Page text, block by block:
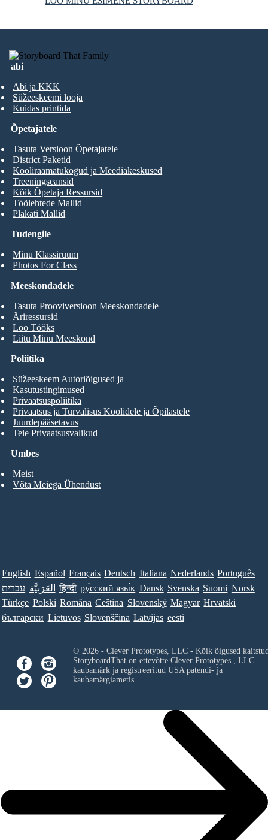
abi
Abi ja KKK
Süžeeskeemi looja
Kuidas printida
Tudengile
Minu Klassiruum
Photos For Class
Õpetajatele
Tasuta Versioon Õpetajatele
District Paketid
Kooliraamatukogud ja Meediakeskused
Treeningseansid
Kõik Õpetaja Ressursid
Töölehtede Mallid
Plakati Mallid
Meeskondadele
Tasuta Prooviversioon Meeskondadele
Äriressursid
Loo Tööks
Liitu Minu Meeskond
Umbes
Meist
Võta Meiega Ühendust
Poliitika
Süžeeskeem Autoriõigused ja
Kasutustingimused
Privaatsuspoliitika
Privaatsus ja Turvalisus Koolidele ja Õpilastele
Juurdepääsetavus
Teie Privaatsusvalikud
English Español Français Deutsch Italiana Nederlands Português
עברית العَرَبِيَّة हिन्दी ру́сский язы́к Dansk Svenska Suomi Norsk
Türkçe Polski Româna Ceština Slovenský Magyar Hrvatski
български Lietuvos Slovenščina Latvijas eesti
© 2026 - Clever Prototypes, LLC - Kõik õigused
StoryboardThat on ettevõtte Clever Prototypes , LLC
kaubamärk ja registreeritud USA patendi- ja
kaubamärgiametis